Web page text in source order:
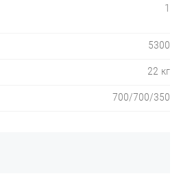
1
5300
22 кг
700/700/350